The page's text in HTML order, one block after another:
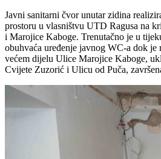
Javni sanitarni čvor unutar zidina
prostoru u vlasništvu UTD Ragusa na
i Marojice Kaboge. Trenutačno je u
obuhvaća uređenje javnog WC-a dok
većem dijelu Ulice Marojice Kaboge,
Cvijete Zuzorić i Ulicu od Puča,